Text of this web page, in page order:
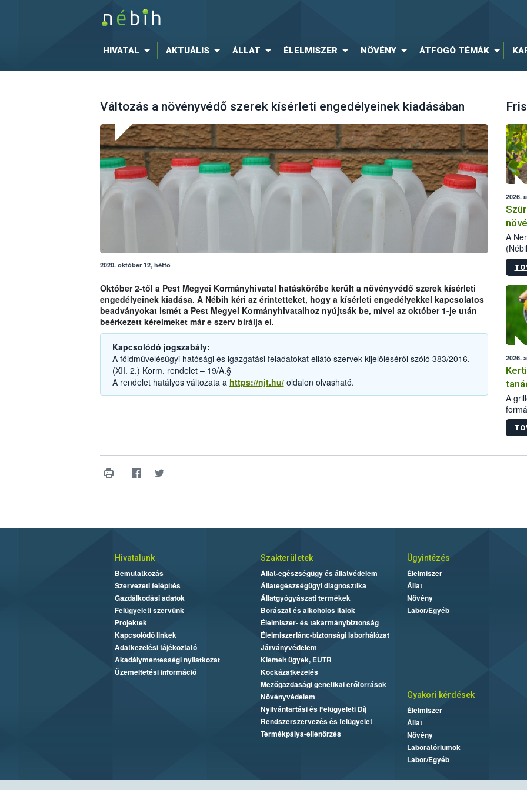
HIVATAL AKTUÁLIS ÁLLAT ÉLELMISZER NÖVÉNY ÁTFOGÓ TÉMÁK
Változás a növényvédő szerek kísérleti engedélyeinek kiadásában
2020. október 12, hétfő
Október 2-től a Pest Megyei Kormányhivatal hatáskörébe került a növényvédő szerek kísérleti
engedélyeinek kiadása. A Nébih kéri az érintetteket, hogy a kísérleti engedélyekkel kapcsolatos
beadványokat ismét a Pest Megyei Kormányhivatalhoz nyújtsák be, mivel az október 1-je után
beérkezett kérelmeket már e szerv bírálja el.
Kapcsolódó jogszabály:
A földművelésügyi hatósági és igazgatási feladatokat ellátó szervek kijelöléséről szóló 383/2016.
(XII. 2.) Korm. rendelet – 19/A.§
A rendelet hatályos változata a https://njt.hu/oldalon olvasható.
2026.
A
Az
2026.
A
a
Hivatalunk
Bemutatkozás
Szervezeti felépítés
Gazdálkodási adatok
Felügyeleti szervünk
Projektek
Kapcsolódó linkek
Adatkezelési tájékoztató
Akadálymentességi nyilatkozat
Üzemeltetési információ
Szakterületek
Állat-egészségügy és állatvédelem
Állategészségügyi diagnosztika
Állatgyógyászati termékek
Borászat és alkoholos italok
Élelmiszer- és takarmánybiztonság
Élelmiszerlánc-biztonsági laborhálózat
Járványvédelem
Kiemelt ügyek, EUTR
Kockázatkezelés
Mezőgazdasági genetikai erőforrások
Növényvédelem
Nyilvántartási és Felügyeleti Díj
Rendszerszervezés és felügyelet
Termékpálya-ellenőrzés
Ügyintézés
Élelmiszer
Állat
Növény
Labor/Egyéb
Gyakori kérdések
Élelmiszer
Állat
Növény
Laboratóriumok
Labor/Egyéb